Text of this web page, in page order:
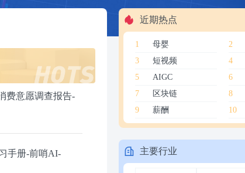
费意愿调查报告-
手册-前哨AI-
近期热点
1 母婴 2
3
短视频 4
5
AIGC 6
7
区块链 8
9
薪酬 10
主要行业